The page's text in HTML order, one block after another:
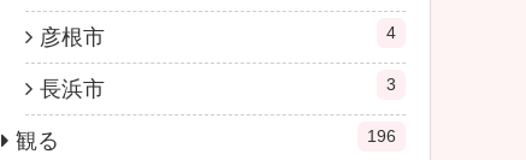
彦根市 4
長浜市 3
観る 196